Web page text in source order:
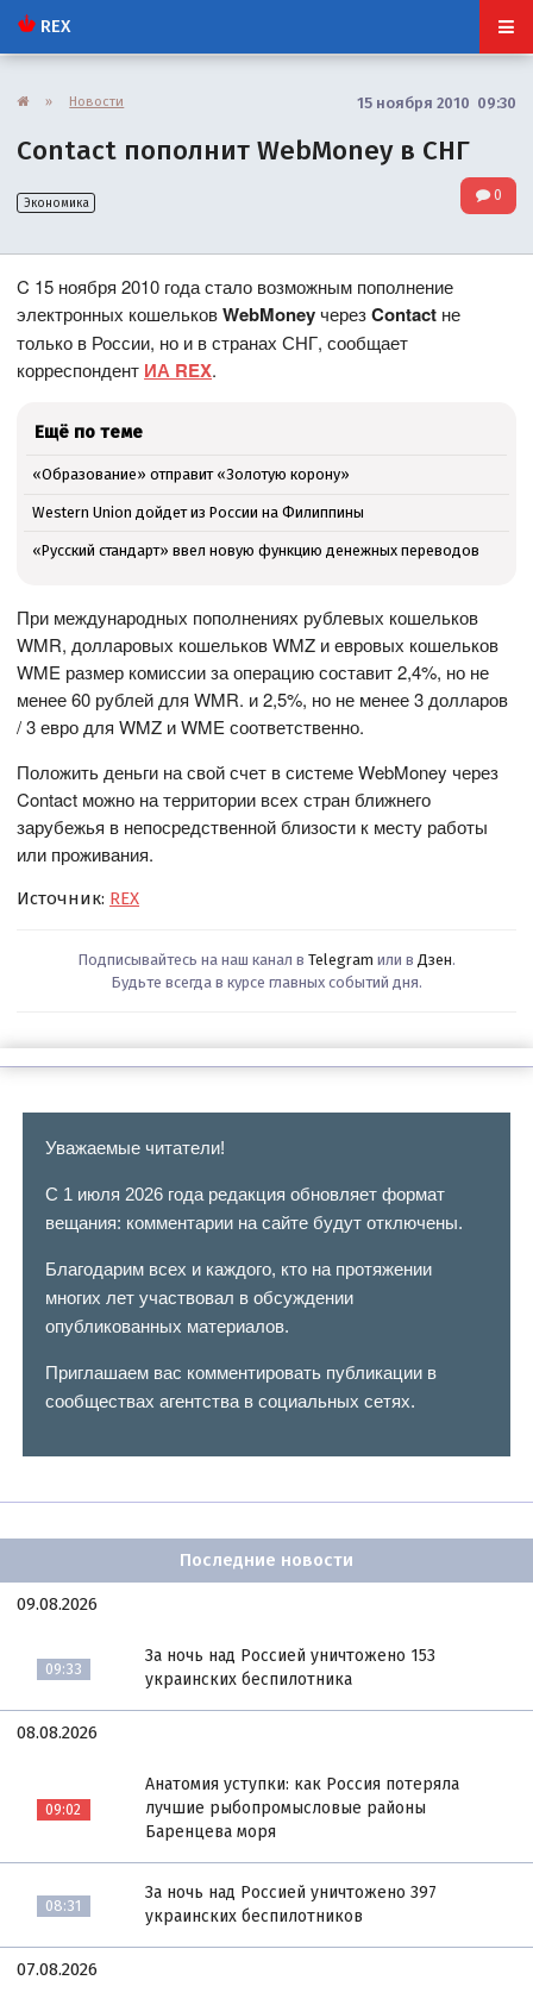
REX
» Новости 15 ноября 2010 09:30
Contact пополнит WebMoney в СНГ
Экономика 0
C 15 ноября 2010 года стало возможным пополнение
электронных кошельковWebMoneyчерезContact не
только в России, но и в странах СНГ, сообщает
корреспондент ИА REX.
Ещё по теме
«Образование» отправит «Золотую корону»
Western Union дойдет из России на Филиппины
«Русский стандарт» ввел новую функцию денежных переводов
При международных пополнениях рублевых кошельков
WMR, долларовых кошельков WMZ и евровых кошельков
WME размер комиссии за операцию составит 2,4%, но не
менее 60 рублей для WMR. и 2,5%, но не менее 3 долларов
/ 3 евро для WMZ и WME соответственно.
Положить деньги на свой счет в системе WebMoney через
Contact можно на территории всех стран ближнего
зарубежья в непосредственной близости к месту работы
или проживания.
Источник: REX
Подписывайтесь на наш канал в Telegram или в Дзен.
Будьте всегда в курсе главных событий дня.
Уважаемые читатели!
С 1 июля 2026 года редакция обновляет формат
вещания: комментарии на сайте будут отключены.
Благодарим всех и каждого, кто на протяжении
многих лет участвовал в обсуждении
опубликованных материалов.
Приглашаем вас комментировать публикации в
сообществах агентства в социальных сетях.
Последние новости
09.08.2026
09:33
За ночь над Россией уничтожено 153
украинских беспилотника
08.08.2026
09:02
Анатомия уступки: как Россия потеряла
лучшие рыбопромысловые районы
Баренцева моря
08:31
За ночь над Россией уничтожено 397
украинских беспилотников
07.08.2026